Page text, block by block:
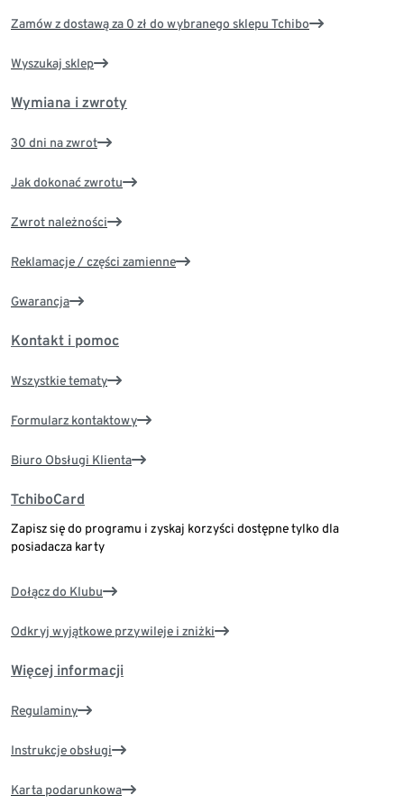
Zamów z dostawą za 0 zł do wybranego sklepu Tchibo
Wyszukaj sklep
Wymiana i zwroty
30 dni na zwrot
Jak dokonać zwrotu
Zwrot należności
Reklamacje / części zamienne
Gwarancja
Kontakt i pomoc
Wszystkie tematy
Formularz kontaktowy
Biuro Obsługi Klienta
TchiboCard
Zapisz się do programu i zyskaj korzyści dostępne tylko dla
posiadacza karty
Dołącz do Klubu
Odkryj wyjątkowe przywileje i zniżki
Więcej informacji
Regulaminy
Instrukcje obsługi
Karta podarunkowa